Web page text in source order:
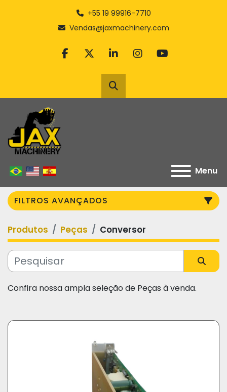
+55 19 99916-7710
Vendas@jaxmachinery.com
facebook
twitterlinkedininstagram
youtube
Pesquisar
Menu
FILTROS AVANÇADOS
Categoria
Fabricante
Produtos Peças Conversor
Confira nossa ampla seleção de Peças à venda.